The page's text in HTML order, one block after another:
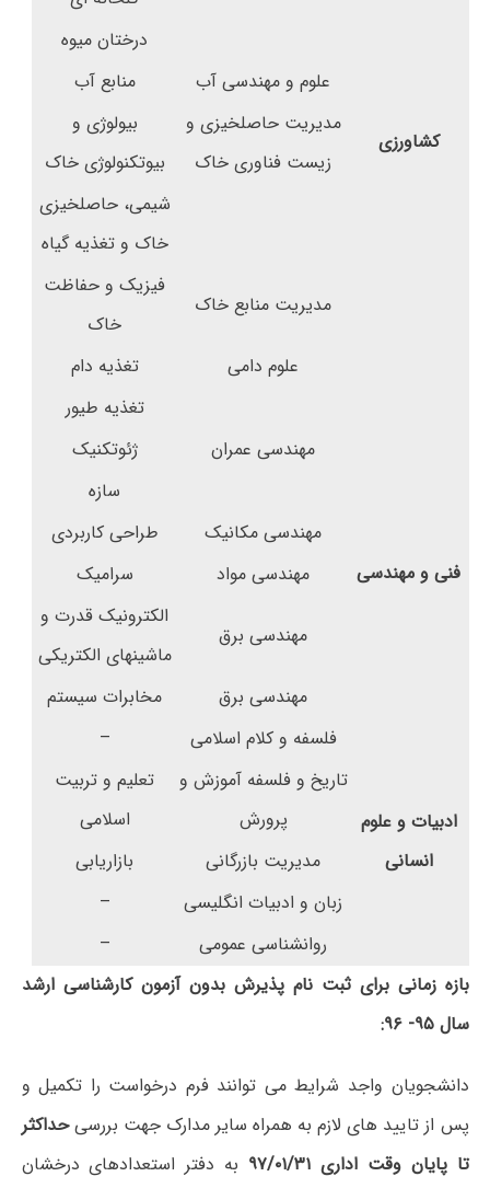
کشاورزی
درختان میوه
علوم و مهندسی آب
منابع آب
مدیریت حاصلخیزی و
زیست فناوری خاک
بیولوژی و
بیوتکنولوژی خاک
شیمی، حاصلخیزی
خاک و تغذیه گیاه
مدیریت منابع خاک
فیزیک و حفاظت
خاک
علوم دامی
تغذیه دام
تغذیه طیور
فنی و مهندسی
مهندسی عمران
ژئوتکنیک
سازه
مهندسی مکانیک
طراحی کاربردی
مهندسی مواد
سرامیک
مهندسی برق
الکترونیک قدرت و
ماشین­های الکتریکی
مهندسی برق
مخابرات سیستم
ادبیات و علوم
انسانی
فلسفه و کلام اسلامی
–
تاریخ و فلسفه آموزش و
پرورش
تعلیم و تربیت
اسلامی
مدیریت بازرگانی
بازاریابی
زبان و ادبیات انگلیسی
–
روانشناسی عمومی
–
بازه زمانی برای ثبت نام پذیرش بدون آزمون کارشناسی ارشد
سال ۹۵- ۹۶:
دانشجویان واجد شرایط می توانند فرم درخواست را تکمیل و
پس از تایید های لازم به همراه سایر مدارک جهت بررسیحداکثر
تا پایان وقت اداری ۹۷/۰۱/۳۱
به دفتر استعدادهای درخشان